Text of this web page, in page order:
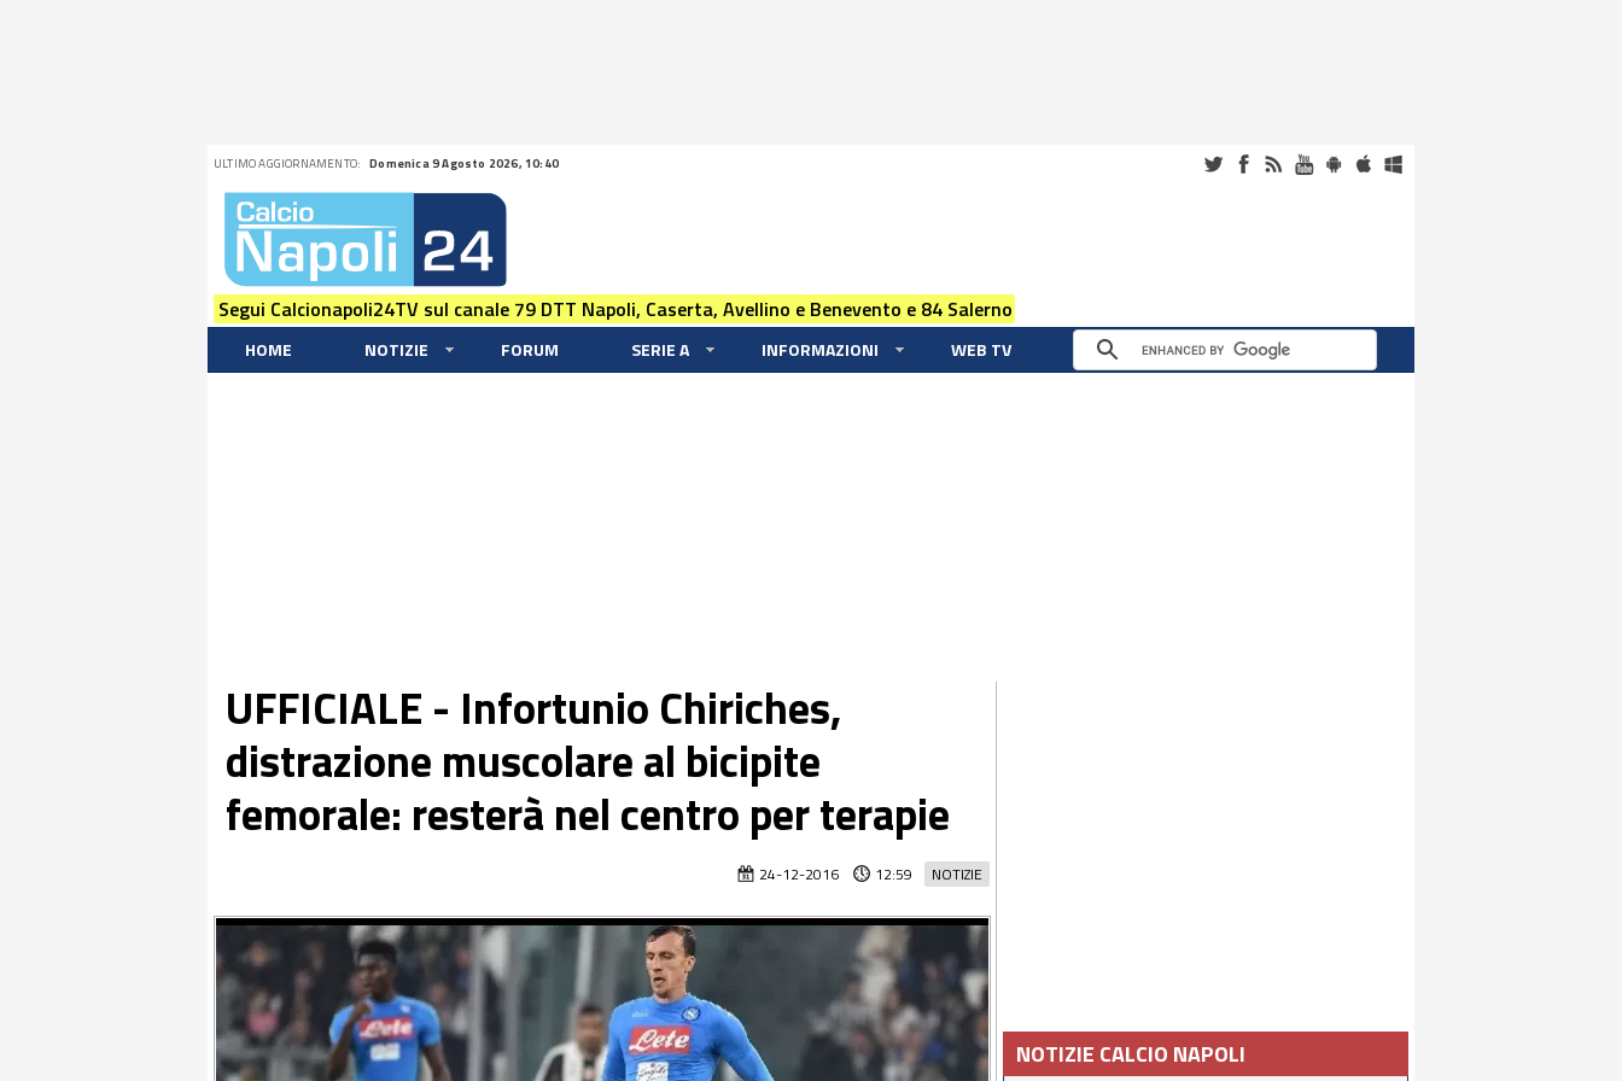
ULTIMO AGGIORNAMENTO: Domenica 9 Agosto 2026, 10:40
Segui Calcionapoli24TV sul canale 79 DTT Napoli, Caserta, Avellino e Benevento e 84 Salerno
HOME NOTIZIE FORUM SERIE A INFORMAZIONI WEB TV
UFFICIALE - Infortunio Chiriches,
distrazione muscolare al bicipite
femorale: resterà nel centro per terapie
NOTIZIE
24-12-2016 12:59
NOTIZIE CALCIO NAPOLI